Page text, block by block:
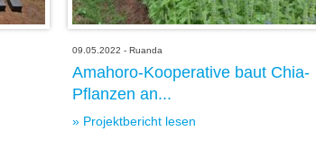
09.05.2022 - Ruanda
Amahoro-Kooperative baut Chia-
Pflanzen an...
» Projektbericht lesen